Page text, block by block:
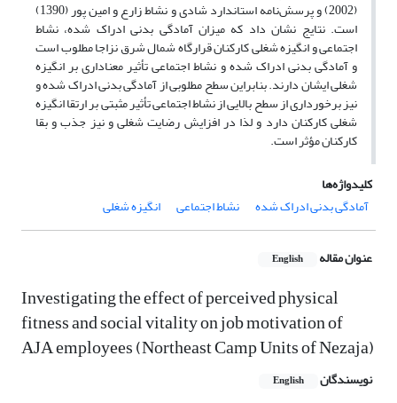
(2002) و پرسش‌نامه استاندارد شادی و نشاط زارع و امین پور (1390)
است. نتایج نشان داد که میزان آمادگی بدنی ادراک شده، نشاط
اجتماعی و انگیزه شغلی کارکنان قرارگاه شمال شرق نزاجا مطلوب است
و آمادگی بدنی ادراک شده و نشاط اجتماعی تأثیر معناداری بر انگیزه
شغلی ایشان دارند. بنابراین سطح مطلوبی از آمادگی بدنی ادراک شده و
نیز برخورداری از سطح بالایی از نشاط اجتماعی تأثیر مثبتی بر ارتقا انگیزه
شغلی کارکنان دارد و لذا در افزایش رضایت شغلی و نیز جذب و بقا
کارکنان مؤثر است.
کلیدواژه‌ها
آمادگی بدنی ادراک شده
نشاط اجتماعی انگیزه شغلی
عنوان مقاله English
Investigating the effect of perceived physical
fitness and social vitality on job motivation of
AJA employees (Northeast Camp Units of Nezaja)
نویسندگان English